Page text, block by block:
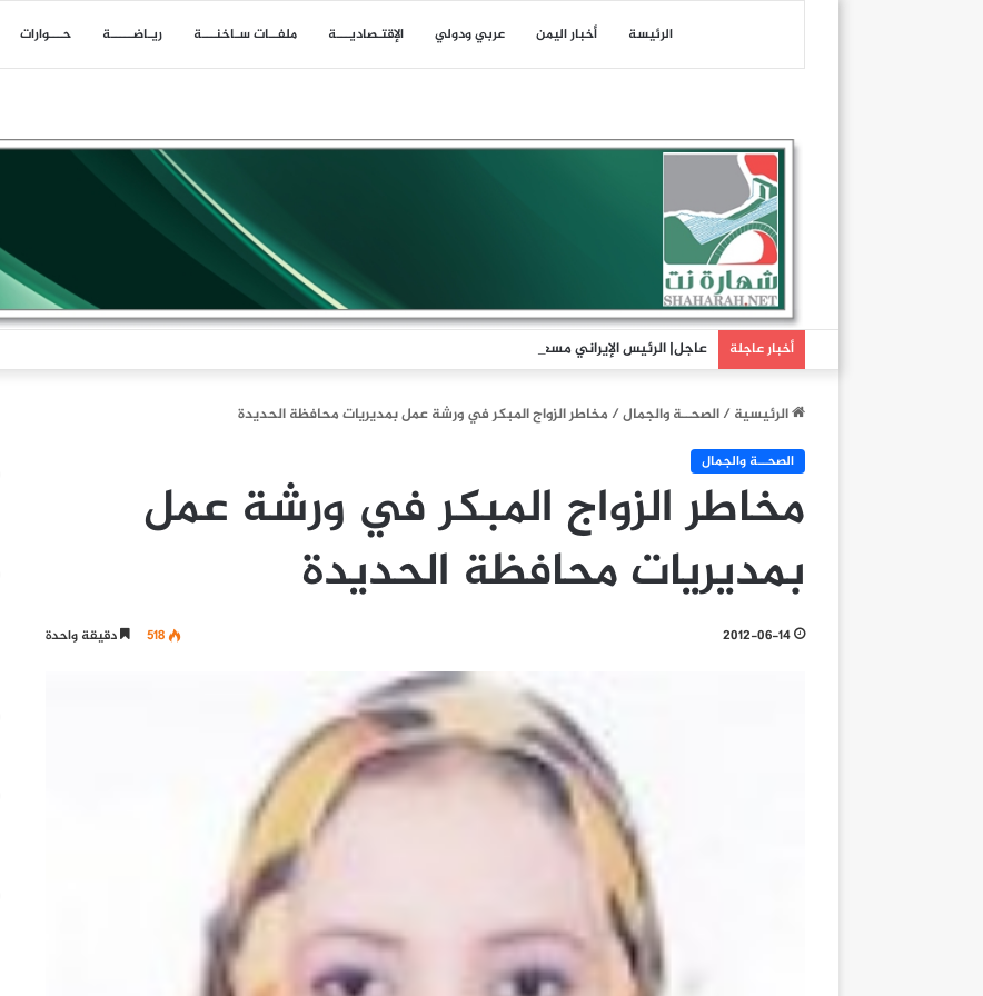
الرئيسة أخبار اليمن عربي ودولي اﻹقتـصاديـــة ملفــات سـاخنـــة ريـاضـــــة حـــوارات
أخبار عاجلة عاجل| الرئيس الإيراني مسعود بزشكيان: لم تكن إيران البادئة بالحرب وقد أحبط تلاحم الشعب حسابات العدو
الرئيسية/الصحــة والجمال/مخاطر الزواج المبكر في ورشة عمل بمديريات محافظة الحديدة
الصحــة والجمال
مخاطر الزواج المبكر في ورشة عمل
بمديريات محافظة الحديدة
2012-06-14
518 دقيقة واحدة